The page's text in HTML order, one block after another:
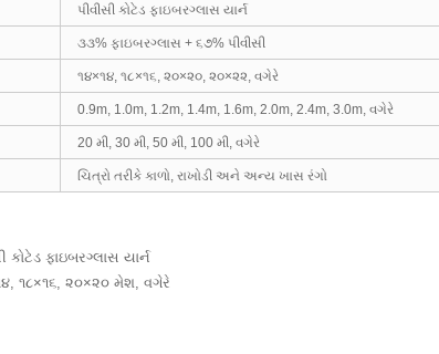
પીવીસી કોટેડ ફાઇબરગ્લાસ યાર્ન
૩૩% ફાઇબરગ્લાસ + ૬૭% પીવીસી
૧૪×૧૪, ૧૮×૧૬, ૨૦×૨૦, ૨૦×૨૨, વગેરે
0.9m, 1.0m, 1.2m, 1.4m, 1.6m, 2.0m, 2.4m, 3.0m, વગેરે
20 મી, 30 મી, 50 મી, 100 મી, વગેરે
ચિત્રો તરીકે કાળો, રાખોડી અને અન્ય ખાસ રંગો
કોટેડ ફાઇબરગ્લાસ યાર્ન
૧૮×૧૬, ૨૦×૨૦ મેશ, વગેરે